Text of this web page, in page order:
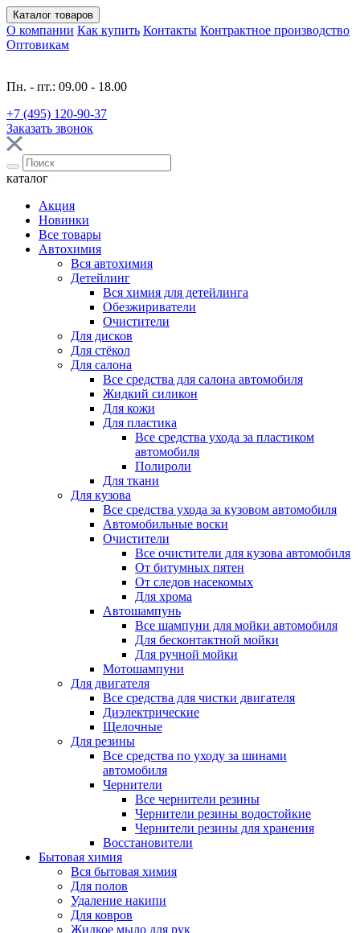
Каталог товаров
О компании Как купить Контакты Контрактное производство
Оптовикам
Пн. - пт.: 09.00 - 18.00
+7 (495) 120-90-37
Заказать звонок
каталог
Акция
Новинки
Все товары
Автохимия
Вся автохимия
Детейлинг
Вся химия для детейлинга
Обезжириватели
Очистители
Для дисков
Для стёкол
Для салона
Все средства для салона автомобиля
Жидкий силикон
Для кожи
Для пластика
Все средства ухода за пластиком
автомобиля
Полироли
Для ткани
Для кузова
Все средства ухода за кузовом автомобиля
Автомобильные воски
Очистители
Все очистители для кузова автомобиля
От битумных пятен
От следов насекомых
Для хрома
Автошампунь
Все шампуни для мойки автомобиля
Для бесконтактной мойки
Для ручной мойки
Мотошампуни
Для двигателя
Все средства для чистки двигателя
Диэлектрические
Щелочные
Для резины
Все средства по уходу за шинами
автомобиля
Чернители
Все чернители резины
Чернители резины водостойкие
Чернители резины для хранения
Восстановители
Бытовая химия
Вся бытовая химия
Для полов
Удаление накипи
Для ковров
Жидкое мыло для рук